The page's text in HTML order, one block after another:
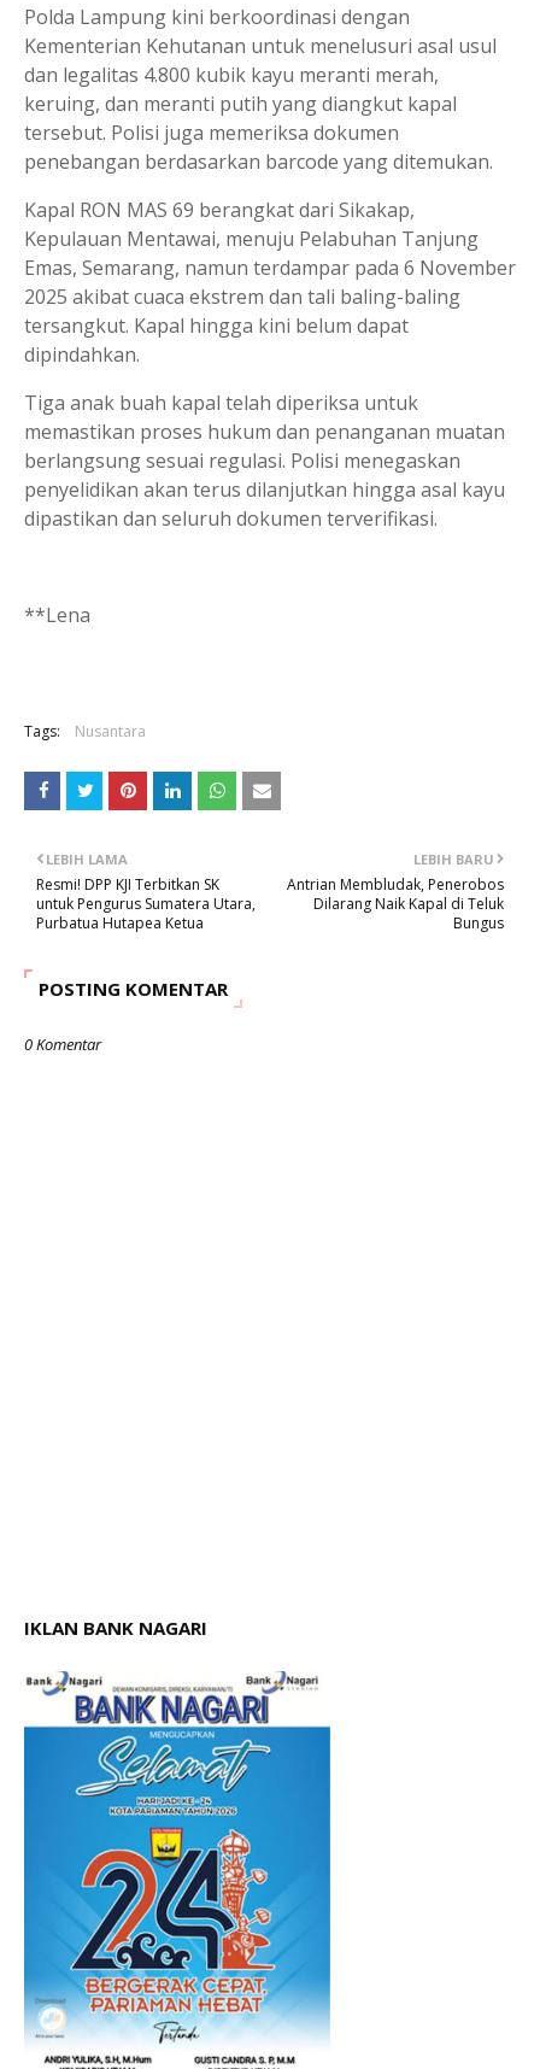
Polda Lampung kini berkoordinasi dengan
Kementerian Kehutanan untuk menelusuri asal usul
dan legalitas 4.800 kubik kayu meranti merah,
keruing, dan meranti putih yang diangkut kapal
tersebut. Polisi juga memeriksa dokumen
penebangan berdasarkan barcode yang ditemukan.
Kapal RON MAS 69 berangkat dari Sikakap,
Kepulauan Mentawai, menuju Pelabuhan Tanjung
Emas, Semarang, namun terdampar pada 6 November
2025 akibat cuaca ekstrem dan tali baling-baling
tersangkut. Kapal hingga kini belum dapat
dipindahkan.
Tiga anak buah kapal telah diperiksa untuk
memastikan proses hukum dan penanganan muatan
berlangsung sesuai regulasi. Polisi menegaskan
penyelidikan akan terus dilanjutkan hingga asal kayu
dipastikan dan seluruh dokumen terverifikasi.
**Lena
Tags: Nusantara
LEBIH BARU
Antrian Membludak, Penerobos
Dilarang Naik Kapal di Teluk
Bungus
LEBIH LAMA
Resmi! DPP KJI Terbitkan SK
untuk Pengurus Sumatera Utara,
Purbatua Hutapea Ketua
POSTING KOMENTAR
0 Komentar
IKLAN BANK NAGARI